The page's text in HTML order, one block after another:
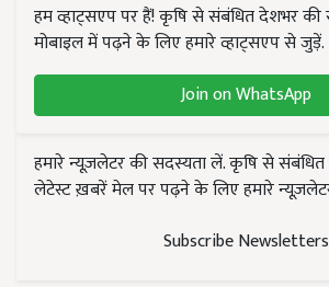
हम व्हाट्सएप पर हैं! कृषि से संबंधित देशभर
मोबाइल में पढ़ने के लिए हमारे व्हाट्सएप से जुड़ें.
Join on WhatsApp
हमारे न्यूज़लेटर की सदस्यता लें. कृषि से
लेटेस्ट ख़बरें मेल पर पढ़ने के लिए हमारे
Subscribe Newsletters